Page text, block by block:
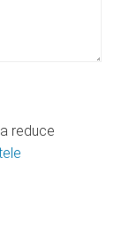
reduce